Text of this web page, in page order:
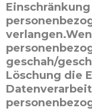
geschah/
Löschung die